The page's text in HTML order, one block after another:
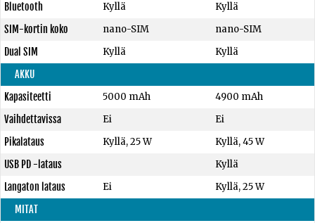
Bluetooth
Kyllä
Kyllä
SIM-kortin koko
nano-SIM
nano-SIM
Dual SIM
Kyllä
Kyllä
AKKU
Kapasiteetti
5000 mAh
4900 mAh
Vaihdettavissa
Ei
Ei
Pikalataus
Kyllä, 25 W
Kyllä, 45 W
USB PD -lataus
Kyllä
Langaton lataus
Ei
Kyllä, 25 W
MITAT